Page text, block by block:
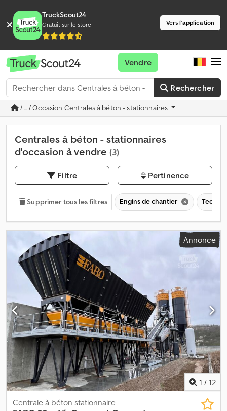
TruckScout24
Gratuit sur le store Vers l'application
Rechercher
Vendre
/ ... / Occasion Centrales à béton - stationnaires
Centrales à béton - stationnaires
d'occasion à vendre (3)
Filtre Pertinence
Supprimer tous les filtres Engins de chantier
Annonce
1 / 12
Centrale à béton stationnaire